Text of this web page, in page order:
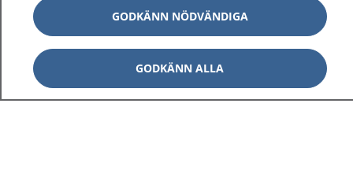
Visa
Kontakt Visa
GODKÄNN NÖDVÄNDIGA
GODKÄNN ALLA